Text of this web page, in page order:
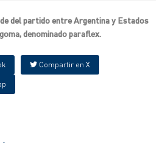
del partido entre Argentina y Estados
denominado paraflex.
Compartir en X